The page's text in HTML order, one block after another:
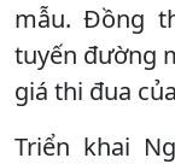
mẫu. Đồng
tuyến đường
giá thi đua
Triển khai